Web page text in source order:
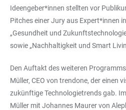
Ideengeber*innen stellten vor
Pitches einer Jury aus Expert*innen
„Gesundheit und
sowie „Nachhaltigkeit und Smart
Den Auftakt des weiteren
Müller, CEO von trendone, der einen
zukünftige Technologietrends gab.
Müller mit Johannes Maurer von